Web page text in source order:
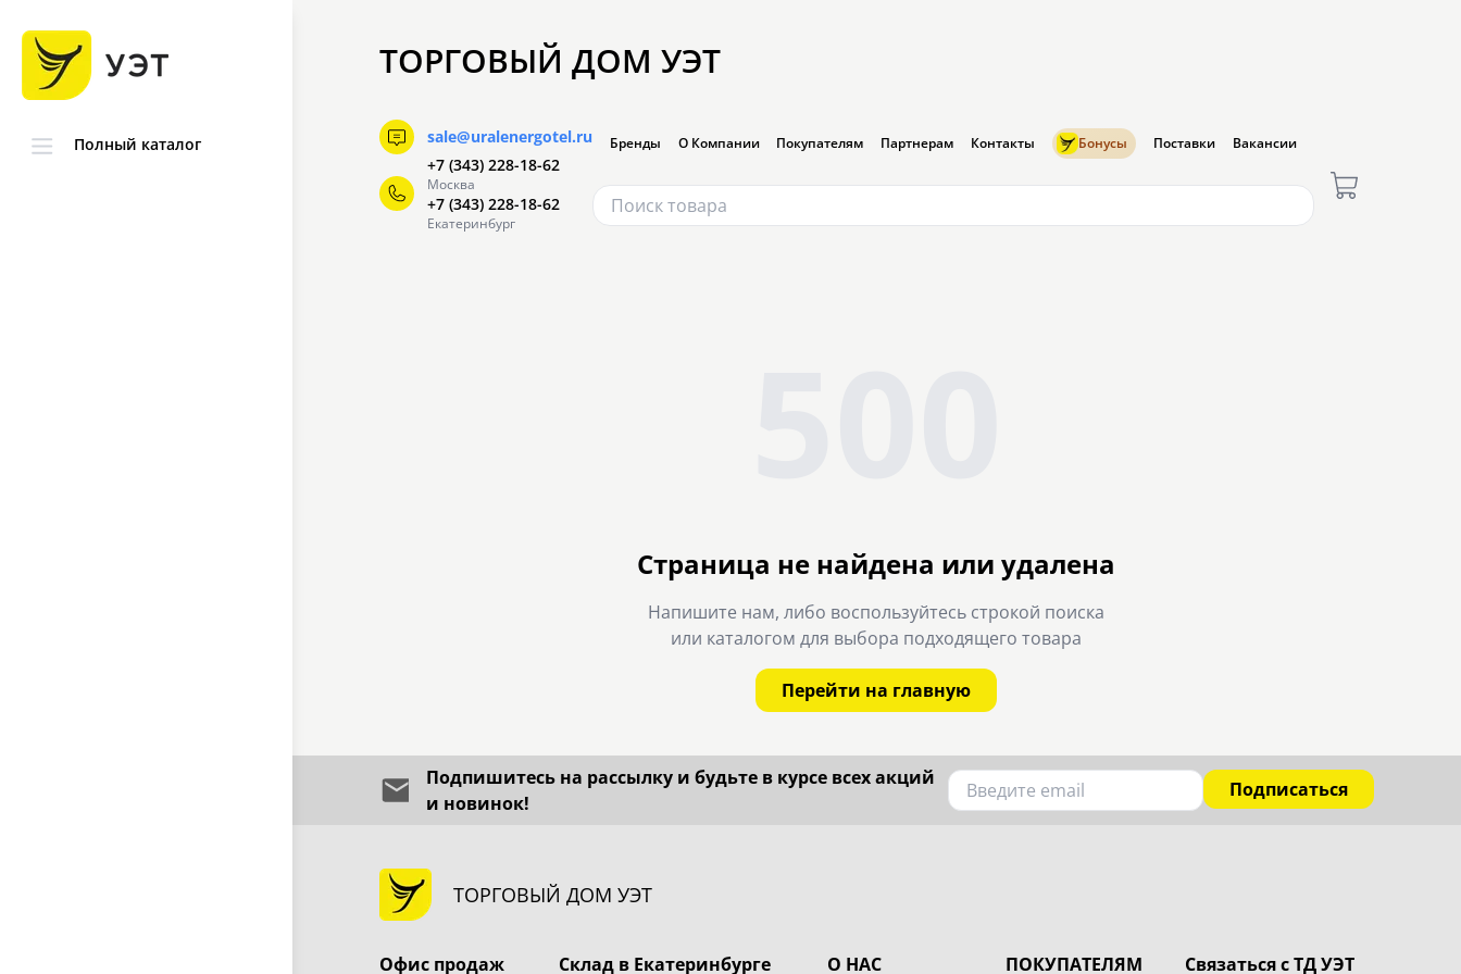
Полный каталог
ТОРГОВЫЙ ДОМ УЭТ
sale@uralenergotel.ru
+7 (343) 228-18-62
Москва
+7 (343) 228-18-62
Екатеринбург
Бренды О Компании Покупателям Партнерам Контакты Бонусы Поставки Вакансии
Страница не найдена или удалена
Напишите нам, либо воспользуйтесь строкой поиска
или каталогом для выбора подходящего товара
Перейти на главную
Подпишитесь на рассылку и будьте в курсе всех акций
и новинок!
Подписаться
ТОРГОВЫЙ ДОМ УЭТ
Офис продаж Склад в Екатеринбурге О НАС ПОКУПАТЕЛЯМ Связаться с ТД УЭТ